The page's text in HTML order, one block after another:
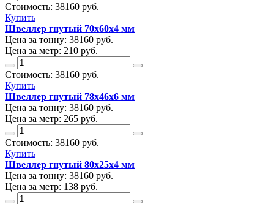
Стоимость: 38160 руб.
Купить
Швеллер гнутый 70х60х4 мм
Цена за тонну: 38160 руб.
Цена за метр: 210 руб.
Стоимость: 38160 руб.
Купить
Швеллер гнутый 78х46х6 мм
Цена за тонну: 38160 руб.
Цена за метр: 265 руб.
Стоимость: 38160 руб.
Купить
Швеллер гнутый 80х25х4 мм
Цена за тонну: 38160 руб.
Цена за метр: 138 руб.